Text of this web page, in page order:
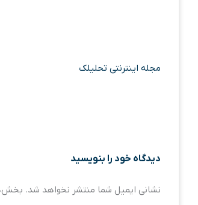
مجله اینترنتی تحلیلک
دیدگاه‌ خود را بنویسید
نشانی ایمیل شما منتشر نخواهد شد.